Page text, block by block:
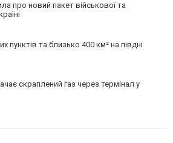
про новий пакет військової та
пунктів та близько 400 км² на півдні
скраплений газ через термінал у